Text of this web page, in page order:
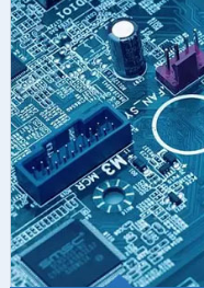
前气源主要集中在氮气、氧
气和压缩空气，除非是加工
一些贵金属或对加工要求比
较高才会使用氮气或氧